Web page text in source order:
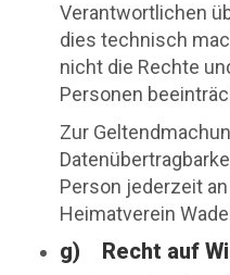
Verantwortlichen
dies technisch
nicht die Rechte
Personen
Zur
Person jederzeit
Heimatverein
g) Recht auf